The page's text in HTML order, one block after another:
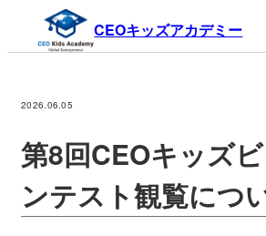
CEOキッズアカデミー
2026.06.05
第8回CEOキッズ
ンテスト観覧につ